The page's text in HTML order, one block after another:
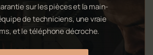
sur les pièces et la main-
de techniciens, une vraie
et le téléphone décroche.